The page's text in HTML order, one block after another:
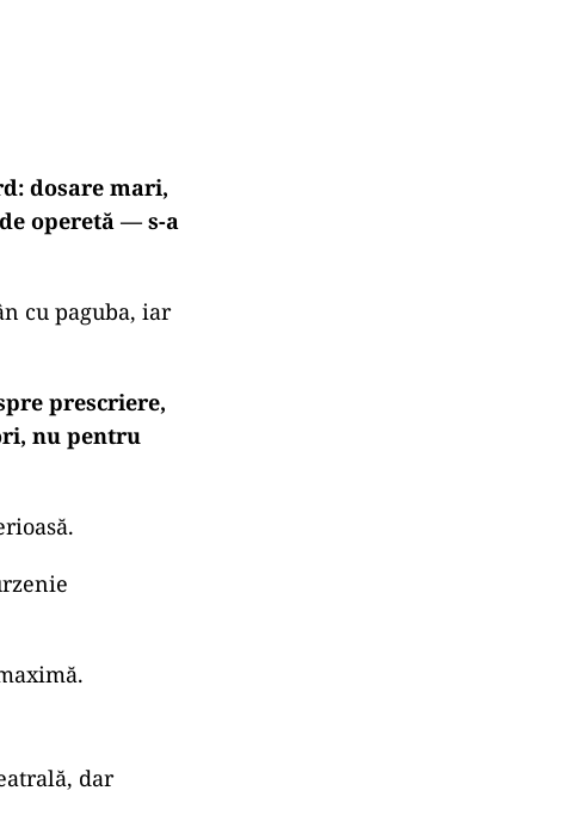
dosare mari,
operetă — s-a
cu paguba, iar
prescriere,
nu pentru
dar